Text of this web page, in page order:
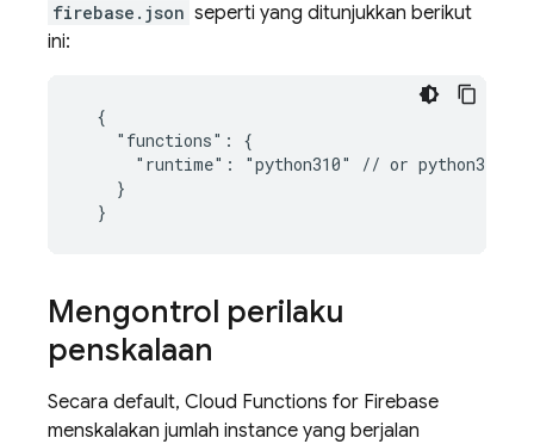
firebase.json seperti yang ditunjukkan berikut
ini:
  {
    "functions": {
      "runtime": "python310" // or python311
    }
Mengontrol perilaku
penskalaan
Secara default, Cloud Functions for Firebase
menskalakan jumlah instance yang berjalan